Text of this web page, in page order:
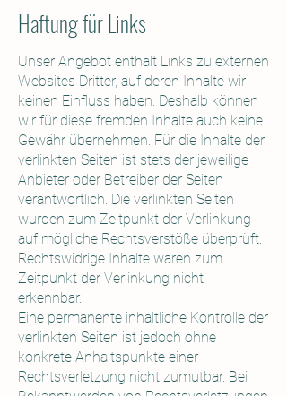
Haftung für Links
Unser Angebot enthält Links zu externen
Websites Dritter, auf deren Inhalte wir
keinen Einfluss haben. Deshalb können
wir für diese fremden Inhalte auch keine
Gewähr übernehmen. Für die Inhalte der
verlinkten Seiten ist stets der jeweilige
Anbieter oder Betreiber der Seiten
verantwortlich. Die verlinkten Seiten
wurden zum Zeitpunkt der Verlinkung
auf mögliche Rechtsverstöße überprüft.
Rechtswidrige Inhalte waren zum
Zeitpunkt der Verlinkung nicht
erkennbar.
Eine permanente inhaltliche Kontrolle der
verlinkten Seiten ist jedoch ohne
konkrete Anhaltspunkte einer
Rechtsverletzung nicht zumutbar. Bei